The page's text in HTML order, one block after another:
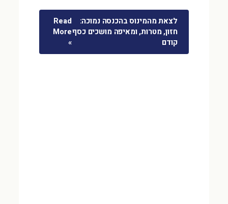
לצאת מהמינוס בהכנסה נמוכה:
חזון, מטרות, ומאיפה מושכים כסף
קודם
Read
More
»